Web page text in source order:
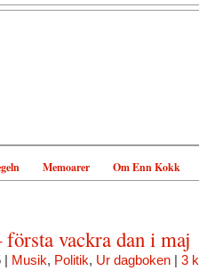
Memoarer Om Enn Kokk
vackra dan i maj
| Musik, Politik, Ur dagboken| 3